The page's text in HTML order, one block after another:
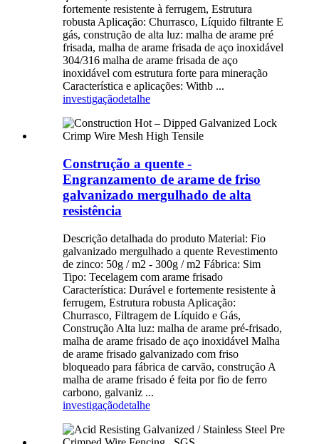
fortemente resistente à ferrugem, Estrutura
robusta Aplicação: Churrasco, Líquido filtrante E
gás, construção de alta luz: malha de arame pré
frisada, malha de arame frisada de aço inoxidável
304/316 malha de arame frisada de aço
inoxidável com estrutura forte para mineração
Característica e aplicações: Withb ...
investigaçãodetalhe
Construção a quente -
Engranzamento de arame de friso
galvanizado mergulhado de alta
resistência
Descrição detalhada do produto Material: Fio
galvanizado mergulhado a quente Revestimento
de zinco: 50g / m2 - 300g / m2 Fábrica: Sim
Tipo: Tecelagem com arame frisado
Característica: Durável e fortemente resistente à
ferrugem, Estrutura robusta Aplicação:
Churrasco, Filtragem de Líquido e Gás,
Construção Alta luz: malha de arame pré-frisado,
malha de arame frisado de aço inoxidável Malha
de arame frisado galvanizado com friso
bloqueado para fábrica de carvão, construção A
malha de arame frisado é feita por fio de ferro
carbono, galvaniz ...
investigaçãodetalhe